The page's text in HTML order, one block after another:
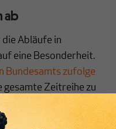
ab
Abläufe in
eine Besonderheit.
Bundesamts zufolge
gesamte Zeitreihe zu
des
Mitte der